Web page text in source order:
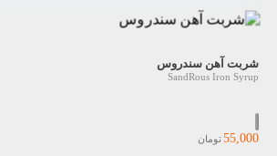
شربت آهن سندروس
SandRous Iron Syrup
55,000تومان